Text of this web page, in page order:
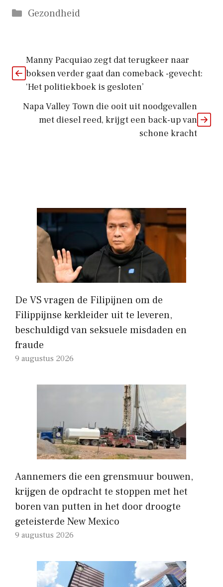
Categorieën
Gezondheid
Manny Pacquiao zegt dat terugkeer naar
boksen verder gaat dan comeback -gevecht:
‘Het politiekboek is gesloten’
Napa Valley Town die ooit uit noodgevallen
met diesel reed, krijgt een back-up van
schone kracht
De VS vragen de Filipijnen om de
Filippijnse kerkleider uit te leveren,
beschuldigd van seksuele misdaden en
fraude
9 augustus 2026
Aannemers die een grensmuur bouwen,
krijgen de opdracht te stoppen met het
boren van putten in het door droogte
geteisterde New Mexico
9 augustus 2026